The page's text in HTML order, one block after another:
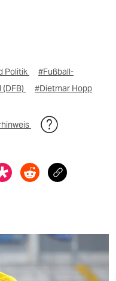
Politik
#Fußball-
#Dietmar Hopp